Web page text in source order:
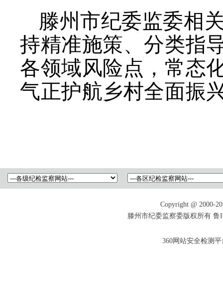
滕州市纪委监委相
持精准施策、分类指
各领域风险点，常态
气正护航乡村全面振
Copyright @ 2000-
滕州市纪委监察委版权所有 鲁
360网站安全检测平